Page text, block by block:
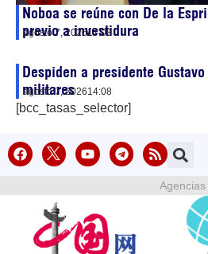
Noboa se reúne con De la
previo a investidura
agosto 7, 202617:08
Despiden a presidente
militares
agosto 7, 202614:08
[bcc_tasas_selector]